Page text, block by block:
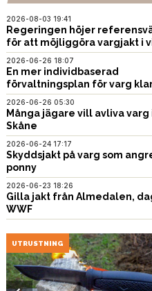
2026-08-03 19:41
Regeringen höjer
för att möjliggöra vargjakt i
2026-06-26 18:07
En mer individbaserad
förvaltningsplan för varg
2026-06-26 05:30
Många jägare vill avliva varg
Skåne
2026-06-24 17:17
Skyddsjakt på varg som
ponny
2026-06-23 18:26
Gilla jakt från Almedalen,
WWF
UTRUSTNING